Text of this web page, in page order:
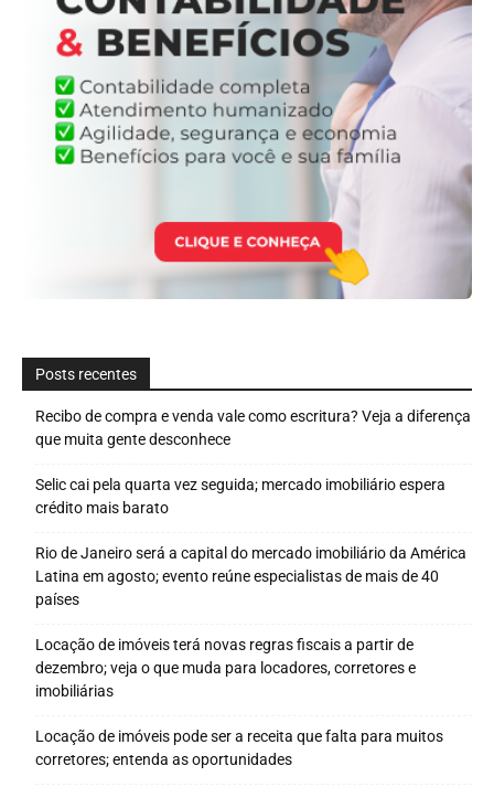
Posts recentes
Recibo de compra e venda vale como escritura? Veja a diferença
que muita gente desconhece
Selic cai pela quarta vez seguida; mercado imobiliário espera
crédito mais barato
Rio de Janeiro será a capital do mercado imobiliário da América
Latina em agosto; evento reúne especialistas de mais de 40
países
Locação de imóveis terá novas regras fiscais a partir de
dezembro; veja o que muda para locadores, corretores e
imobiliárias
Locação de imóveis pode ser a receita que falta para muitos
corretores; entenda as oportunidades